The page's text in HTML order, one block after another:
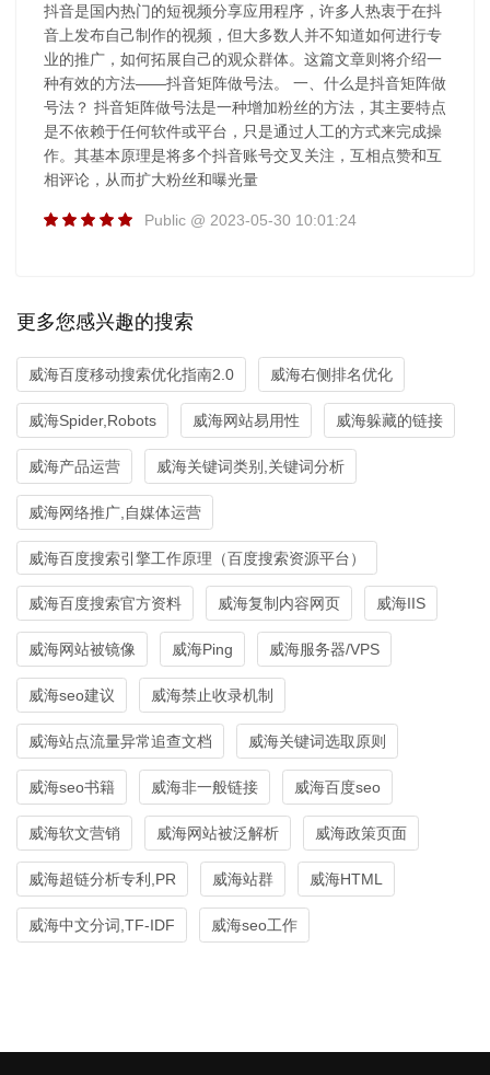
抖音是国内热门的短视频分享应用程序，许多人热衷于在抖
音上发布自己制作的视频，但大多数人并不知道如何进行专
业的推广，如何拓展自己的观众群体。这篇文章则将介绍一
种有效的方法——抖音矩阵做号法。 一、什么是抖音矩阵做
号法？ 抖音矩阵做号法是一种增加粉丝的方法，其主要特点
是不依赖于任何软件或平台，只是通过人工的方式来完成操
作。其基本原理是将多个抖音账号交叉关注，互相点赞和互
相评论，从而扩大粉丝和曝光量
Public @ 2023-05-30 10:01:24
更多您感兴趣的搜索
威海百度移动搜索优化指南2.0 威海右侧排名优化
威海Spider,Robots 威海网站易用性 威海躲藏的链接
威海产品运营 威海关键词类别,关键词分析
威海网络推广,自媒体运营
威海百度搜索引擎工作原理（百度搜索资源平台）
威海百度搜索官方资料 威海复制内容网页 威海IIS
威海网站被镜像 威海Ping 威海服务器/VPS
威海seo建议 威海禁止收录机制
威海站点流量异常追查文档 威海关键词选取原则
威海seo书籍 威海非一般链接 威海百度seo
威海软文营销 威海网站被泛解析 威海政策页面
威海超链分析专利,PR 威海站群 威海HTML
威海中文分词,TF-IDF 威海seo工作